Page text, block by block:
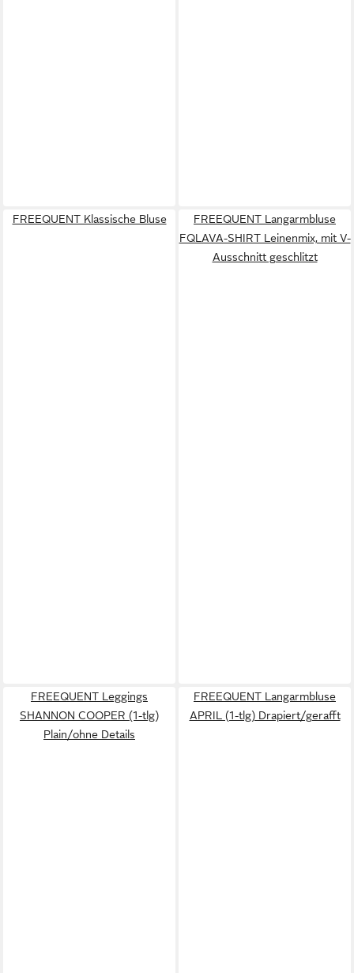
FREEQUENT Klassische Bluse
FREEQUENT Langarmbluse
FQLAVA-SHIRT Leinenmix, mit V-
Ausschnitt geschlitzt
FREEQUENT Leggings
SHANNON COOPER (1-tlg)
Plain/ohne Details
FREEQUENT Langarmbluse
APRIL (1-tlg) Drapiert/gerafft